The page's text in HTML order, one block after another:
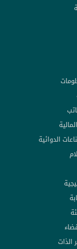
الدوائية
الذات